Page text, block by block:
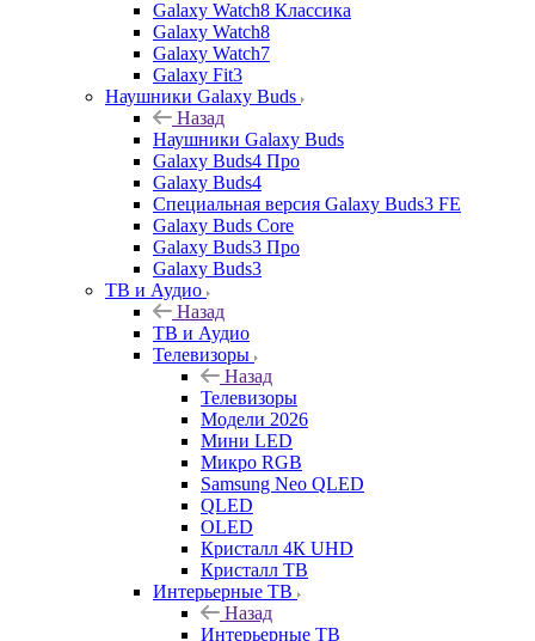
Galaxy Watch8 Классика
Galaxy Watch8
Galaxy Watch7
Galaxy Fit3
Наушники Galaxy Buds
Назад
Наушники Galaxy Buds
Galaxy Buds4 Про
Galaxy Buds4
Специальная версия Galaxy Buds3 FE
Galaxy Buds Core
Galaxy Buds3 Про
Galaxy Buds3
ТВ и Аудио
Назад
ТВ и Аудио
Телевизоры
Назад
Телевизоры
Модели 2026
Мини LED
Микро RGB
Samsung Neo QLED
QLED
OLED
Кристалл 4К UHD
Кристалл ТВ
Интерьерные ТВ
Назад
Интерьерные ТВ